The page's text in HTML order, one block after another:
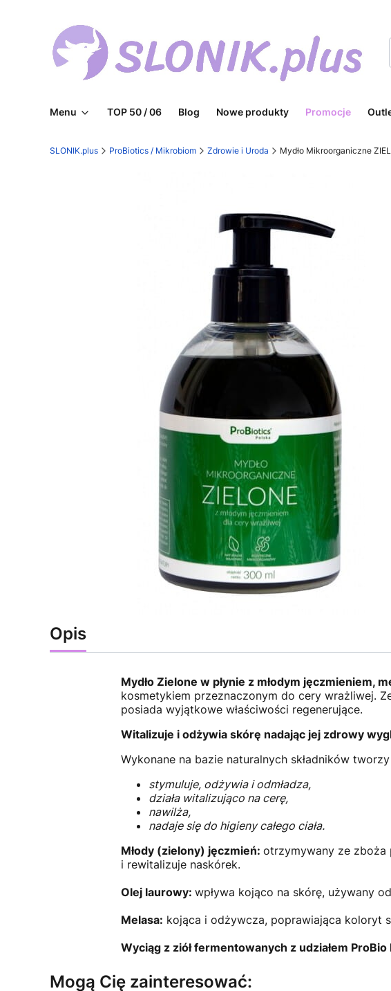
Menu TOP 50 / 06 Blog Nowe produkty Promocje
SLONIK.plus ProBiotics / Mikrobiom Zdrowie i Uroda Mydło Mikroorganiczne
Opis
Mydło Zielone w płynie z młodym jęczmieniem,
kosmetykiem przeznaczonym do cery wrażliwej.
posiada wyjątkowe właściwości regenerujące.
Witalizuje i odżywia skórę nadając jej zdrowy
Wykonane na bazie naturalnych składników
stymuluje, odżywia i odmładza,
działa witalizująco na cerę,
nawilża,
nadaje się do higieny całego ciała.
Młody (zielony) jęczmień: otrzymywany ze zboża
i rewitalizuje naskórek.
Olej laurowy: wpływa kojąco na skórę, używany
Melasa: kojąca i odżywcza, poprawiająca koloryt
Wyciąg z ziół fermentowanych z udziałem ProBio
Mogą Cię zainteresować: